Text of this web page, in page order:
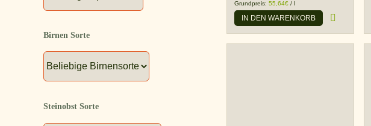
Birnen Sorte
Steinobst Sorte
Grundpreis: 55,64€ / l
IN DEN WARENKORB